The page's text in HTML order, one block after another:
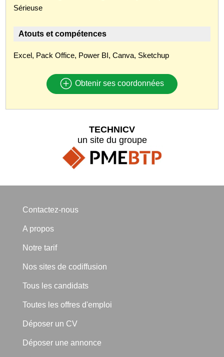
Sérieuse
Atouts et compétences
Excel, Pack Office, Power BI, Canva, Sketchup
Obtenir ses coordonnées
TECHNICV
un site du groupe
Contactez-nous
A propos
Notre tarif
Nos sites de codiffusion
Tous les candidats
Toutes les offres d'emploi
Déposer un CV
Déposer une annonce